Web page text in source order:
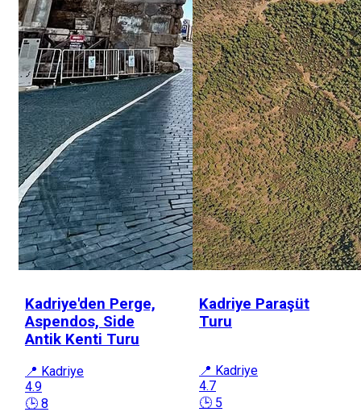
Kadriye'den Perge,
Aspendos, Side
Antik Kenti Turu
📍 Kadriye
4.9
🕒 8
Kadriye Paraşüt
Turu
📍 Kadriye
4.7
🕒 5